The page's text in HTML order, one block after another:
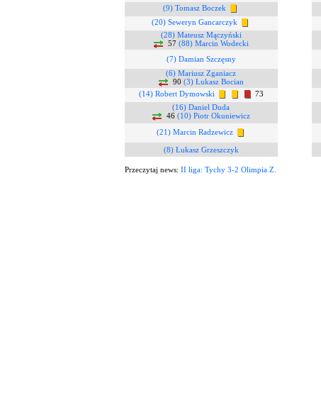
(9) Tomasz Boczek
(20) Seweryn Gancarczyk
(28) Mateusz Mączyński
57 (88) Marcin Wodecki
(7) Damian Szczęsny
(6) Mariusz Zganiacz
90 (3) Łukasz Bocian
(14) Robert Dymowski
73
(16) Daniel Duda
46 (10) Piotr Okuniewicz
(21) Marcin Radzewicz
(8) Łukasz Grzeszczyk
Przeczytaj news: II liga: Tychy 3-2 Olimpia Z.